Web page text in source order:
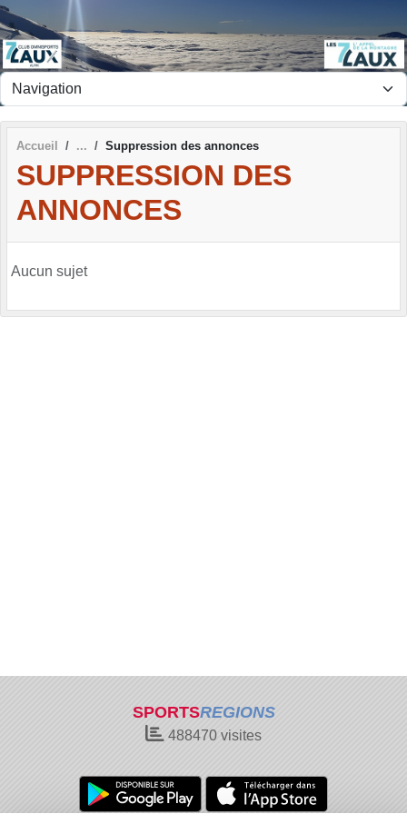
Accueil Suppression des annonces
SUPPRESSION DES
ANNONCES
Aucun sujet
SPORTSREGIONS
488470 visites
Panneau de gestion des cookies